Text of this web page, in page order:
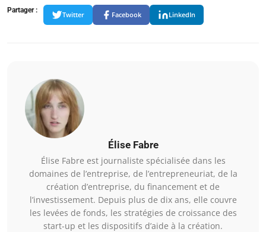
Partager :
Twitter Facebook LinkedIn
Élise Fabre
Élise Fabre est journaliste spécialisée dans les
domaines de l’entreprise, de l’entrepreneuriat, de la
création d’entreprise, du financement et de
l’investissement. Depuis plus de dix ans, elle couvre
les levées de fonds, les stratégies de croissance des
start-up et les dispositifs d’aide à la création.